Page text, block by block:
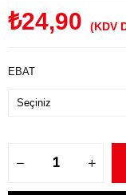
₺24,90 (KDV
EBAT